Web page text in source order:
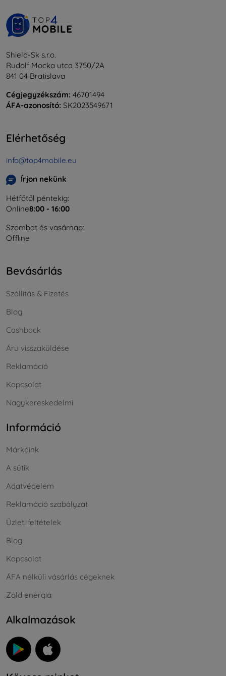
Shield-Sk s.r.o.
Rudolf Mocka utca 3750/2A
841 04 Bratislava
Cégjegyzékszám: 46701494
ÁFA-azonosító: SK2023549671
Elérhetőség
info@top4mobile.eu
Írjon nekünk
Hétfőtől péntekig:
Online8:00 - 16:00
Szombat és vasárnap:
Offline
Bevásárlás
Szállítás & Fizetés
Blog
Cashback
Áru visszaküldése
Reklamáció
Kapcsolat
Nagykereskedelmi
Információ
Márkáink
A sütik
Adatvédelem
Reklamáció szabályzat
Üzleti feltételek
Blog
Kapcsolat
ÁFA nélküli vásárlás cégeknek
Zöld energia
Alkalmazások